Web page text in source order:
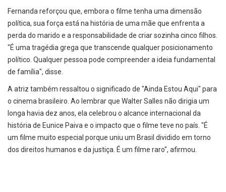
Fernanda reforçou que, embora o filme tenha uma dimensão
política, sua força está na história de uma mãe que enfrenta a
perda do marido e a responsabilidade de criar sozinha cinco filhos.
"É uma tragédia grega que transcende qualquer posicionamento
político. Qualquer pessoa pode compreender a ideia fundamental
de família", disse.
A atriz também ressaltou o significado de "Ainda Estou Aqui" para
o cinema brasileiro. Ao lembrar que Walter Salles não dirigia um
longa havia dez anos, ela celebrou o alcance internacional da
história de Eunice Paiva e o impacto que o filme teve no país. "É
um filme muito especial porque uniu um Brasil dividido em torno
dos direitos humanos e da justiça. É um filme raro", afirmou.